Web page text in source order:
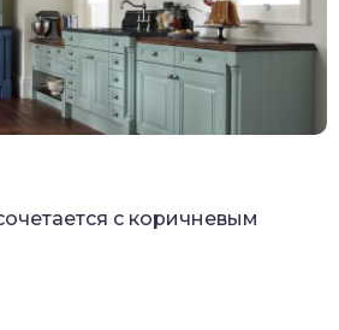
с коричневым